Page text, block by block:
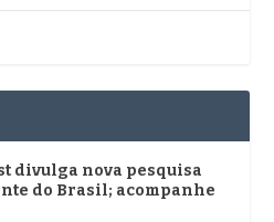
divulga nova pesquisa
do Brasil; acompanhe